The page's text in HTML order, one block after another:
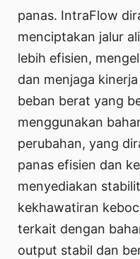
panas. IntraFlow
menciptakan jalur
lebih efisien,
dan menjaga
beban berat yang
menggunakan
perubahan, yang
panas efisien dan
menyediakan
kekhawatiran
terkait dengan
output stabil dan